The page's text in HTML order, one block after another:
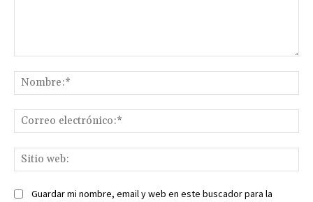
Guardar mi nombre, email y web en este buscador para la